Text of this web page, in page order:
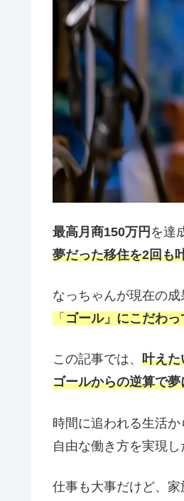
最高月商150万円 を達
夢だった移住を2回も
なっちゃんが現在の成
「 ゴール」にこだわっ
この記事では、 叶えた
ゴールからの逆算で
時間に追われる生活か
自由な働き方を実現
仕事も大事だけど、